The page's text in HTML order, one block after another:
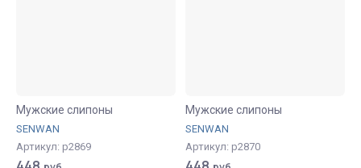
Мужские слипоны
SENWAN
Артикул: р2869
Мужские слипоны
SENWAN
Артикул: р2870